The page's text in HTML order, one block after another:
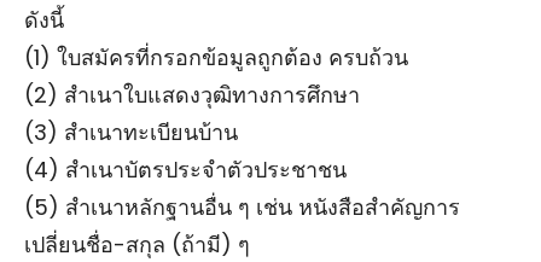
ดังนี้
(1) ใบสมัครที่กรอกข้อมูลถูกต้อง ครบถ้วน
(2) สําเนาใบแสดงวุฒิทางการศึกษา
(3) สําเนาทะเบียนบ้าน
(4) สําเนาบัตรประจําตัวประชาชน
(5) สําเนาหลักฐานอื่น ๆ เช่น หนังสือสําคัญการ
เปลี่ยนชื่อ-สกุล (ถ้ามี) ๆ